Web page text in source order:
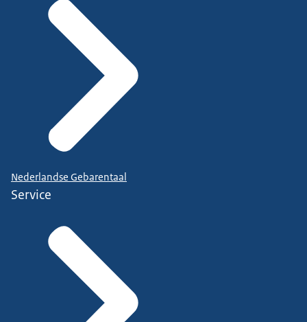
Nederlandse Gebarentaal
Service